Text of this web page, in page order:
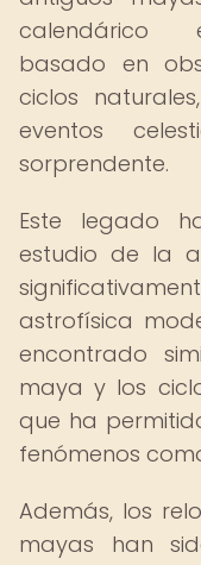
calendárico
basado en
ciclos
eventos
sorprendente.
Este legado
estudio de la
astrofísica
encontrado
maya y los
que ha
fenómenos
Además, los
mayas han